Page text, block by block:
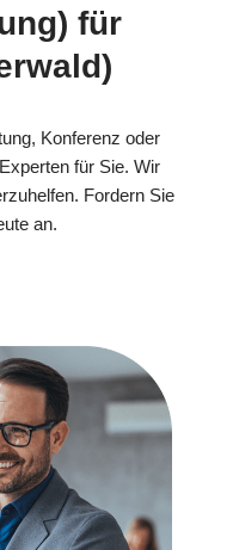
für
Konferenz oder
für Sie. Wir
Fordern Sie
an.